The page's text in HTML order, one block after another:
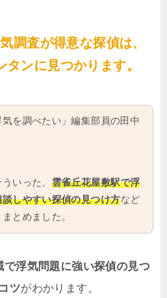
調査が得意な探偵は、
ンに見つかります。
を調べたい」編集部員の田中
いった、 雲雀丘花屋敷駅で浮
しやすい探偵の見つけ方など
とめました。
浮気問題に強い探偵の見つ
ツがわかります。